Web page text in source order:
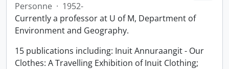
Personne · 1952-
Currently a professor at U of M, Department of
Environment and Geography.
15 publications including: Inuit Annuraangit - Our
Clothes: A Travelling Exhibition of Inuit Clothing;